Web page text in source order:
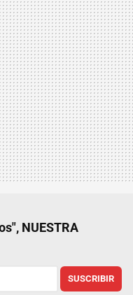
NUESTRA
SUSCRIBIR